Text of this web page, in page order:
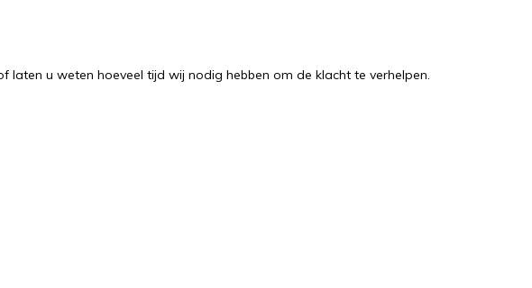
u weten hoeveel tijd wij nodig hebben om de klacht te verhelpen.